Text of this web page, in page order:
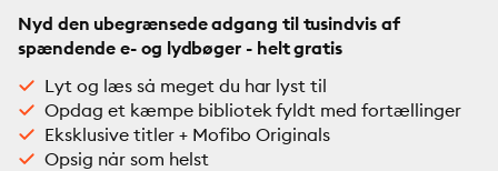
Nyd den ubegrænsede adgang til tusindvis af
spændende e- og lydbøger - helt gratis
Lyt og læs så meget du har lyst til
Opdag et kæmpe bibliotek fyldt med fortællinger
Eksklusive titler + Mofibo Originals
Opsig når som helst